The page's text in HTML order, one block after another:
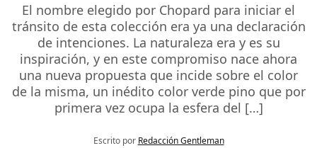
El nombre elegido por Chopard para iniciar el
tránsito de esta colección era ya una declaración
de intenciones. La naturaleza era y es su
inspiración, y en este compromiso nace ahora
una nueva propuesta que incide sobre el color
de la misma, un inédito color verde pino que por
primera vez ocupa la esfera del […]
Escrito por Redacción Gentleman